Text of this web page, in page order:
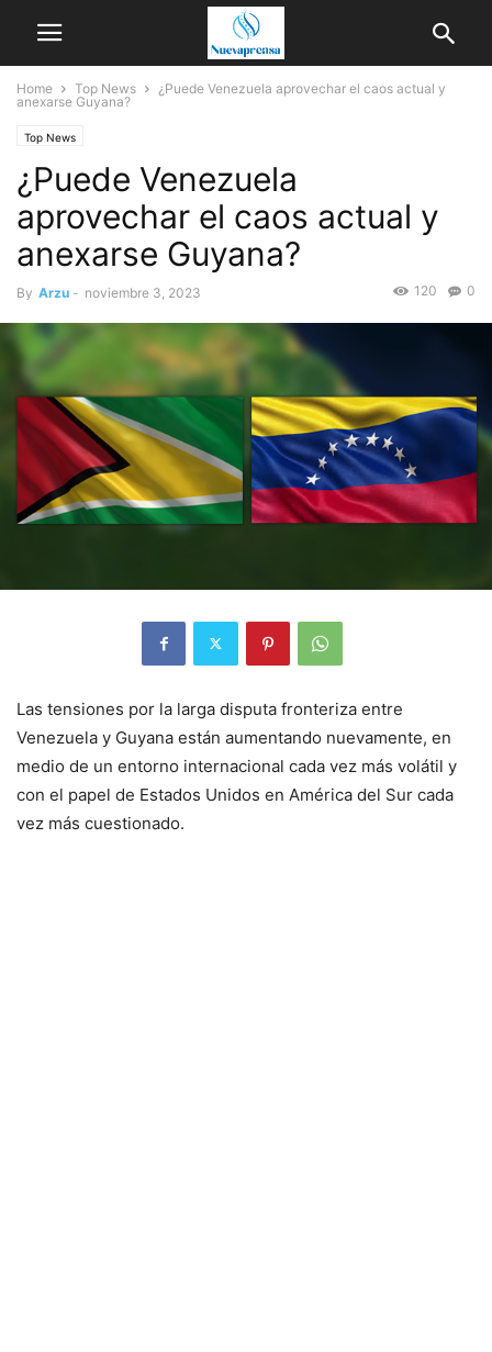
Home Top News
¿Puede Venezuela aprovechar el caos actual y
anexarse ​​Guyana?
Top News
¿Puede Venezuela
aprovechar el caos actual y
anexarse ​​Guyana?
By Arzu - noviembre 3, 2023 0
120
Las tensiones por la larga disputa fronteriza entre
Venezuela y Guyana están aumentando nuevamente, en
medio de un entorno internacional cada vez más volátil y
con el papel de Estados Unidos en América del Sur cada
vez más cuestionado.